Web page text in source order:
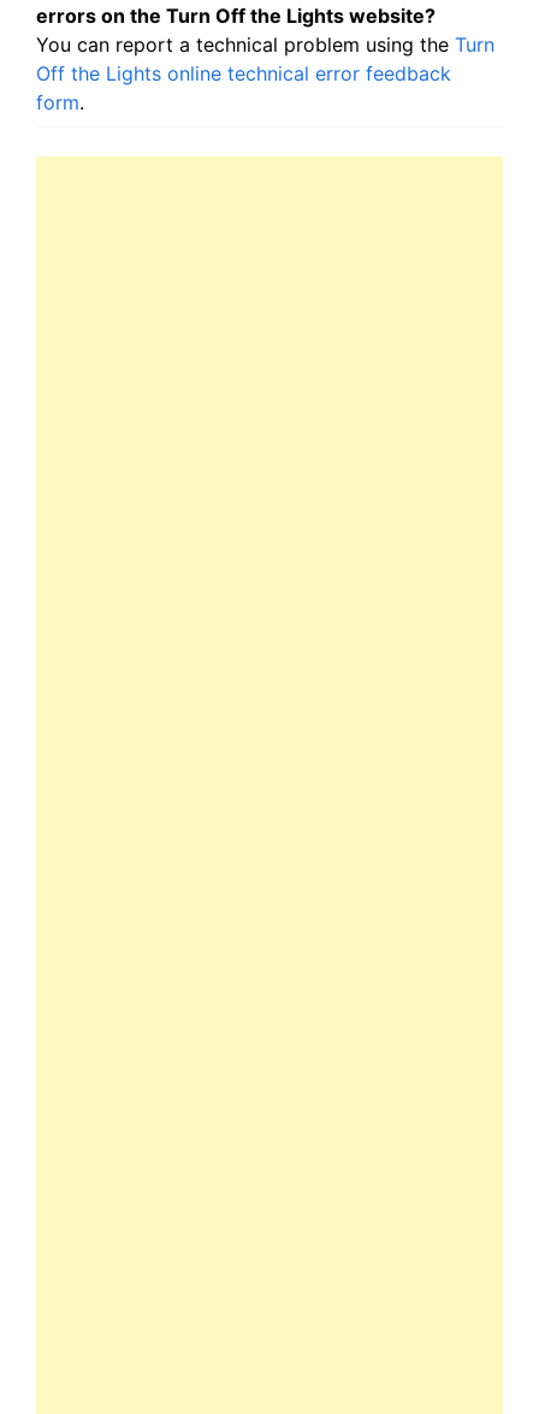
errors on the Turn Off the Lights website?
You can report a technical problem using the Turn
Off the Lights online technical error feedback
form.